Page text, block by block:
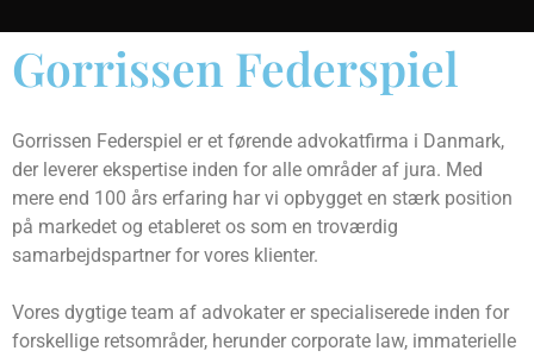
Gorrissen Federspiel
Gorrissen Federspiel er et førende advokatfirma i Danmark,
der leverer ekspertise inden for alle områder af jura. Med
mere end 100 års erfaring har vi opbygget en stærk position
på markedet og etableret os som en troværdig
samarbejdspartner for vores klienter.
Vores dygtige team af advokater er specialiserede inden for
forskellige retsområder, herunder corporate law, immaterielle